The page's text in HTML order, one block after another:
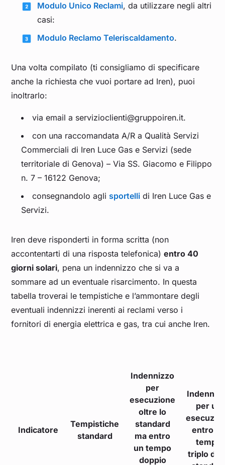
Modulo Unico Reclami, da utilizzare negli altri
casi:
Modulo Reclamo Teleriscaldamento.
Una volta compilato (ti consigliamo di specificare
anche la richiesta che vuoi portare ad Iren), puoi
inoltrarlo:
via email a servizioclienti@gruppoiren.it.
con una raccomandata A/R a Qualità Servizi
Commerciali di Iren Luce Gas e Servizi (sede
territoriale di Genova) – Via SS. Giacomo e Filippo
n. 7 – 16122 Genova;
consegnandolo agli sportelli di Iren Luce Gas e
Servizi.
Iren deve risponderti in forma scritta (non
accontentarti di una risposta telefonica)entro 40
giorni solari, pena un indennizzo che si va a
sommare ad un eventuale risarcimento. In questa
tabella troverai le tempistiche e l’ammontare degli
eventuali indennizzi inerenti ai reclami verso i
fornitori di energia elettrica e gas, tra cui anche Iren.
Indicatore
Tempistiche
standard
Indennizzo
per
esecuzione
oltre lo
standard
ma entro
un tempo
doppio
per un
entro
tempo
triplo